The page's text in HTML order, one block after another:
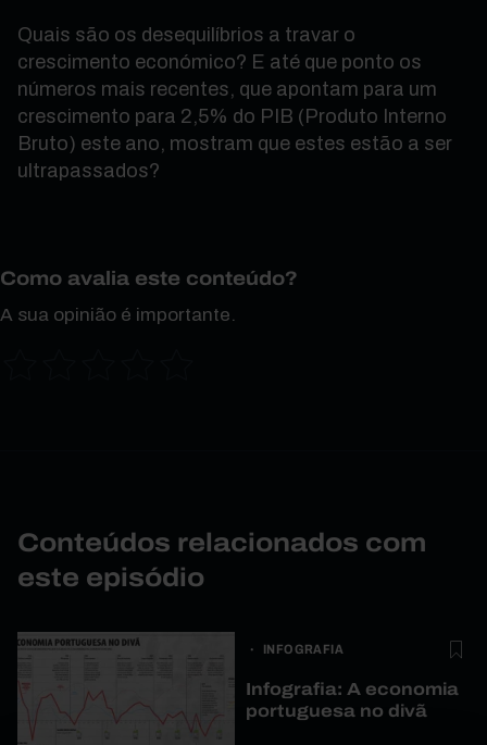
Quais são os desequilíbrios a travar o
crescimento económico? E até que ponto os
números mais recentes, que apontam para um
crescimento para 2,5% do PIB (Produto Interno
Bruto) este ano, mostram que estes estão a ser
ultrapassados?
Como avalia este conteúdo?
A sua opinião é importante.
Conteúdos relacionados com
este episódio
INFOGRAFIA
Infografia: A economia
portuguesa no divã